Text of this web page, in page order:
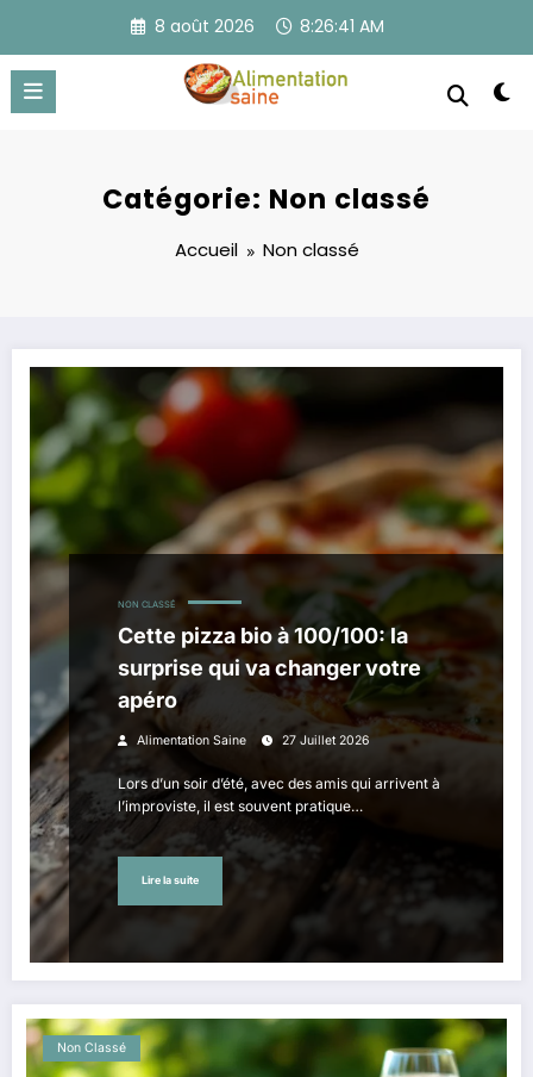
contenu
8 août 2026 8:26:42 AM
Catégorie: Non classé
Accueil Non classé
NON CLASSÉ
Cette pizza bio à 100/100: la
surprise qui va changer votre
apéro
Alimentation Saine 27 Juillet 2026
Lors d’un soir d’été, avec des amis qui arrivent à
l’improviste, il est souvent pratique…
Lire la suite
Non Classé